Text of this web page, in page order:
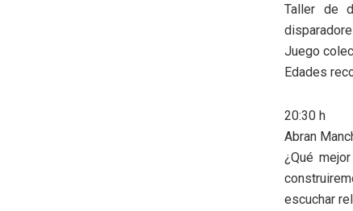
Taller de
Juego
Edades
20:30 h
Abran
¿Qué
escuchar